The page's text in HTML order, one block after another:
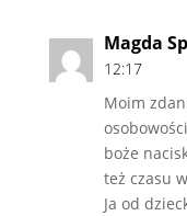
Magda
12:17
Moim
boże
też czasu
Ja od